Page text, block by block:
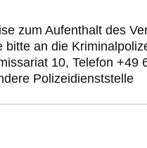
zum Aufenthalt des
bitte an die
10, Telefon +49
Polizeidienststelle